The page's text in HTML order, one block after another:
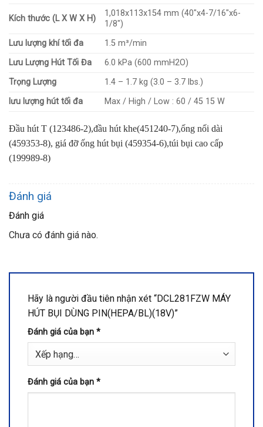
Kích thước (L X W X H)
1,018x113x154 mm (40″x4-7/16″x6-
1/8″)
Lưu lượng khí tối đa
1.5 m³/min
Lưu Lượng Hút Tối Đa
6.0 kPa (600 mmH2O)
Trọng Lượng
1.4 – 1.7 kg (3.0 – 3.7 lbs.)
lưu lượng hút tối đa
Max / High / Low : 60 / 45 15 W
Đầu hút T (123486-2),đầu hút khe(451240-7),ống nối dài
(459353-8), giá đỡ ống hút bụi (459354-6),túi bụi cao cấp
(199989-8)
Đánh giá
Đánh giá
Chưa có đánh giá nào.
Hãy là người đầu tiên nhận xét “DCL281FZW MÁY
HÚT BỤI DÙNG PIN(HEPA/BL)(18V)”
Đánh giá của bạn *
Đánh giá của bạn *